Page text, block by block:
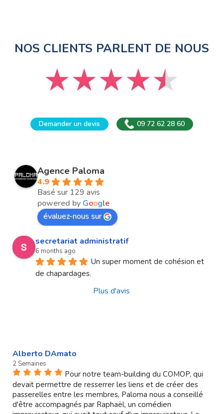
NOS CLIENTS PARLENT DE NOUS
Demander un devis 09 72 62 28 60
Agence Paloma
4.9
Basé sur 129 avis
powered by Google
évaluez-nous sur
secretariat administratif
6 months ago
Un super moment de cohésion et
de chapardages.
Plus d'avis
Alberto DAmato
2 Semaines
Pour notre team-building du COMOP, qui
devait permettre de resserrer les liens et de créer des
passerelles entre les membres, Paloma nous a conseillé
d'être accompagnés par Raphaël, un comédien